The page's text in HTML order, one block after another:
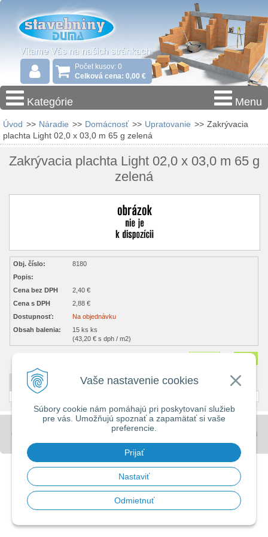
Vaše nastavenie cookies
Súbory cookie nám pomáhajú pri poskytovaní služieb
pre vás. Umožňujú spoznať a zapamätať si vaše
preferencie.
Prijať
Nastaviť
Odmietnuť
Počet kusov: 0
Celková cena: 0,00 €
Kategórie Menu
Úvod >> Náradie >> Domácnosť >> Upratovanie >> Zakrývacia
plachta Light 02,0 x 03,0 m 65 g zelená
Zakrývacia plachta Light 02,0 x 03,0 m 65 g
zelená
Obj. číslo:
8180
Popis:
Cena bez DPH
2,40 €
Cena s DPH
2,88 €
Dostupnosť:
Na objednávku
Obsah balenia:
15 ks ks
(43,20 € s dph / m2)
DETAILNÝ POPIS
© 2026 Stavebniny - DUMA • tvorba eshopu cez UNIobchod
spoločnosti
WEBYGROUP